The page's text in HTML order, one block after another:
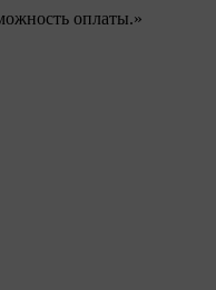
оплаты.»